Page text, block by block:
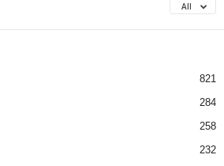
All
821
284
258
232